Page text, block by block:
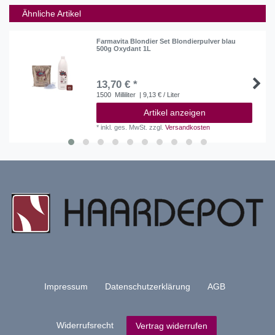
Ähnliche Artikel
Farmavita Blondier Set Blondierpulver blau
500g Oxydant 1L
13,70 € *
1500 Milliliter | 9,13 € / Liter
Artikel anzeigen
*inkl. ges. MwSt. zzgl.Versandkosten
Impressum Daten­schutz­erklärung AGB
Widerrufs­recht Vertrag widerrufen